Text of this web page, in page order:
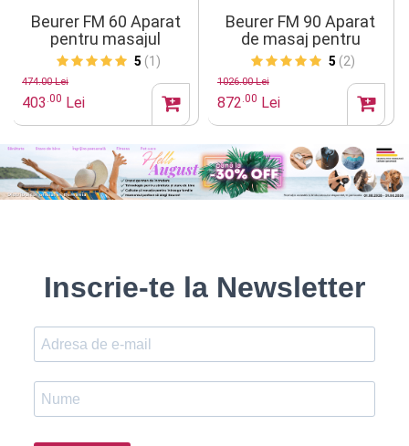
Beurer FM 60 Aparat
pentru masajul
picioarelor cu incalzire
5 (1)
474.00 Lei
403 .00 Lei
Beurer FM 90 Aparat
de masaj pentru
picioare5 (2)
1026.00 Lei
872.00 Lei
Inscrie-te la Newsletter